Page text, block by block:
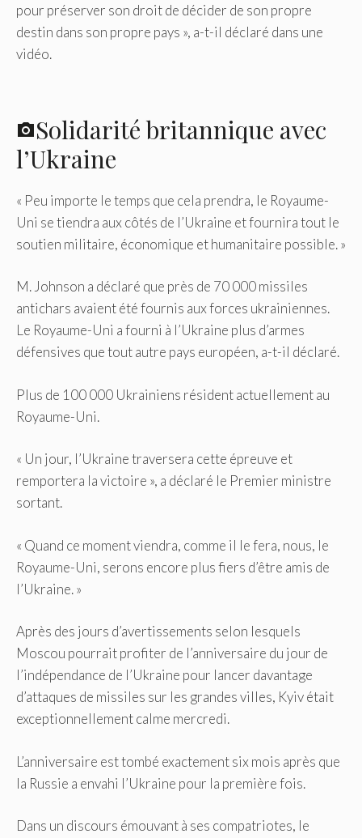
pour préserver son droit de décider de son propre
destin dans son propre pays », a-t-il déclaré dans une
vidéo.
Solidarité britannique avec
l’Ukraine
« Peu importe le temps que cela prendra, le Royaume-
Uni se tiendra aux côtés de l’Ukraine et fournira tout le
soutien militaire, économique et humanitaire possible. »
M. Johnson a déclaré que près de 70 000 missiles
antichars avaient été fournis aux forces ukrainiennes.
Le Royaume-Uni a fourni à l’Ukraine plus d’armes
défensives que tout autre pays européen, a-t-il déclaré.
Plus de 100 000 Ukrainiens résident actuellement au
Royaume-Uni.
« Un jour, l’Ukraine traversera cette épreuve et
remportera la victoire », a déclaré le Premier ministre
sortant.
« Quand ce moment viendra, comme il le fera, nous, le
Royaume-Uni, serons encore plus fiers d’être amis de
l’Ukraine. »
Après des jours d’avertissements selon lesquels
Moscou pourrait profiter de l’anniversaire du jour de
l’indépendance de l’Ukraine pour lancer davantage
d’attaques de missiles sur les grandes villes, Kyiv était
exceptionnellement calme mercredi.
L’anniversaire est tombé exactement six mois après que
la Russie a envahi l’Ukraine pour la première fois.
Dans un discours émouvant à ses compatriotes, le